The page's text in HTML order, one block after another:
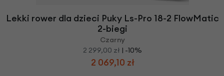
Lekki rower dla dzieci Puky Ls-Pro 18-2 FlowMatic
2-biegi
Czarny
2 299,00 zł | -10%
2 069,10 zł